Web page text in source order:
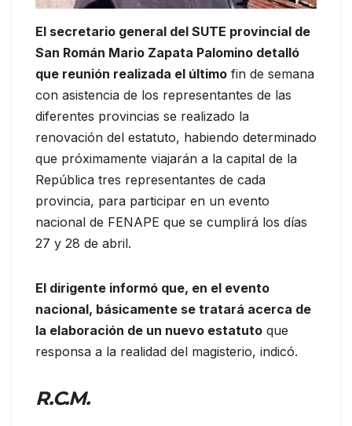
El secretario general del SUTE provincial de
San Román Mario Zapata Palomino detalló
que reunión realizada el último fin de semana
con asistencia de los representantes de las
diferentes provincias se realizado la
renovación del estatuto, habiendo determinado
que próximamente viajarán a la capital de la
República tres representantes de cada
provincia, para participar en un evento
nacional de FENAPE que se cumplirá los días
27 y 28 de abril.
El dirigente informó que, en el evento
nacional, básicamente se tratará acerca de
la elaboración de un nuevo estatuto que
responsa a la realidad del magisterio, indicó.
R.C.M.